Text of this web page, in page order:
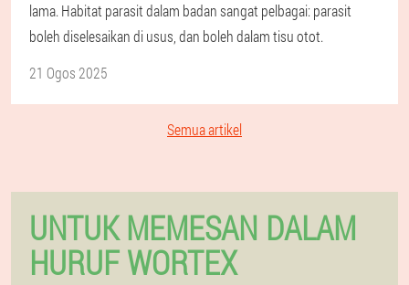
lama. Habitat parasit dalam badan sangat pelbagai: parasit
boleh diselesaikan di usus, dan boleh dalam tisu otot.
21 Ogos 2025
Semua artikel
UNTUK MEMESAN DALAM
HURUF WORTEX